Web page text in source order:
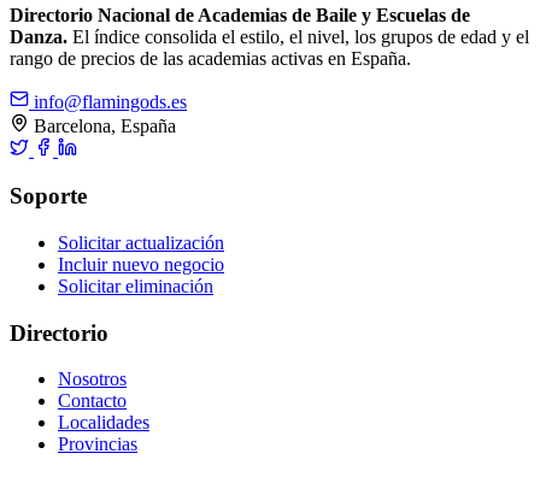
Directorio Nacional de Academias de Baile y Escuelas de
Danza. El índice consolida el estilo, el nivel, los grupos de edad y el
rango de precios de las academias activas en España.
info@flamingods.es
Barcelona, España
Soporte
Solicitar actualización
Incluir nuevo negocio
Solicitar eliminación
Directorio
Nosotros
Contacto
Localidades
Provincias